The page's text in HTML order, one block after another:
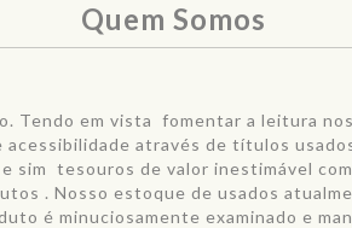
Quem Somos
Tendo em vista fomentar a leitura
através de títulos
sim tesouros de valor inestimável
. Nosso estoque de usados
é minuciosamente examinado e